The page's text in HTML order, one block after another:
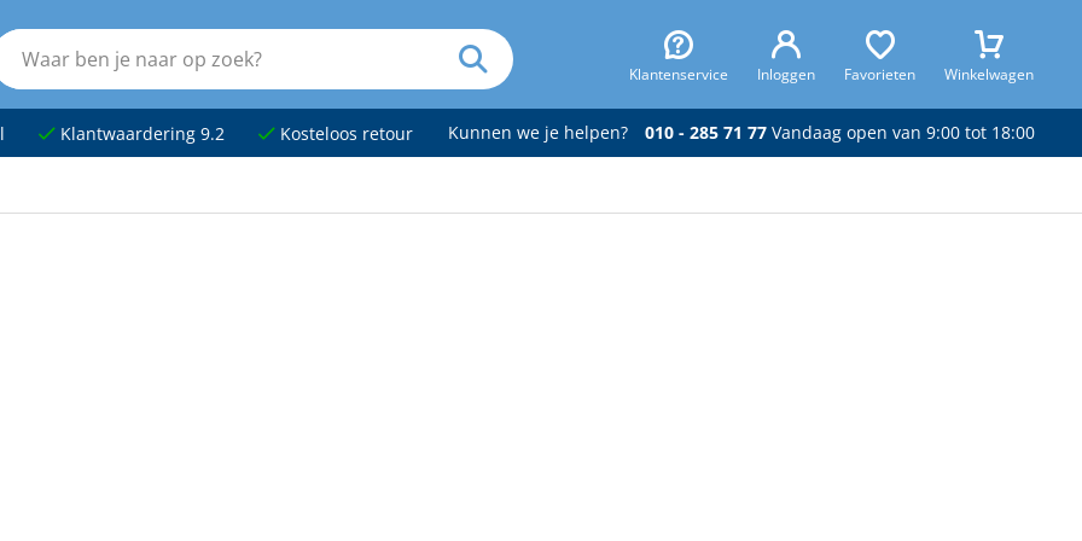
Klantenservice Inloggen Favorieten Winkelwagen
Klantwaardering 9.2 Kosteloos retour Kunnen we je helpen? 010 - 285 71 77Vandaag open van 9:00 tot 18:00